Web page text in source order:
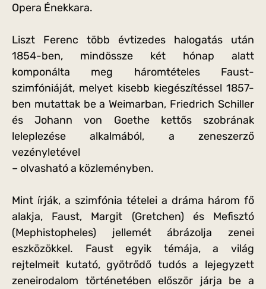
Opera Énekkara.
Liszt Ferenc több évtizedes halogatás után
1854-ben, mindössze két hónap alatt
komponálta meg háromtételes Faust-
szimfóniáját, melyet kisebb kiegészítéssel 1857-
ben mutattak be a Weimarban, Friedrich Schiller
és Johann von Goethe kettős szobrának
leleplezése alkalmából, a zeneszerző
vezényletével
– olvasható a közleményben.
Mint írják, a szimfónia tételei a dráma három fő
alakja, Faust, Margit (Gretchen) és Mefisztó
(Mephistopheles) jellemét ábrázolja zenei
eszközökkel. Faust egyik témája, a világ
rejtelmeit kutató, gyötrődő tudós a lejegyzett
zeneirodalom történetében először járja be a